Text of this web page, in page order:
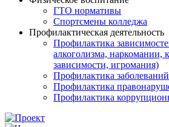
ГТО нормативы
Спортсмены колледжа
Профилактическая деятельность
Профилактика
алкоголизма, наркомании,
зависимости, игромания)
Профилактика
Профилактика
Профилактика